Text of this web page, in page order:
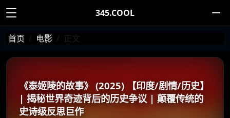
345.COOL
首页 电影 正文
《泰姬陵的故事》 (2025) 【印度/剧情/历史】
| 揭秘世界奇迹背后的历史争议 | 颠覆传统的
史诗级反思巨作